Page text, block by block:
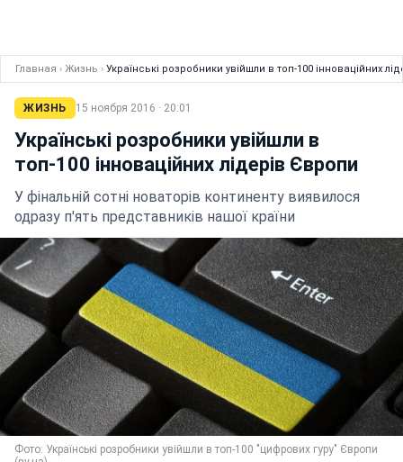
Главная › Жизнь › Українські розробники увійшли в топ-100 інноваційних
ЖИЗНЬ 15 ноября 2016 · 20:01
Українські розробники увійшли в
топ-100 інноваційних лідерів Європи
У фінальній сотні новаторів континенту виявилося
одразу п'ять представників нашої країни
Фото: Українські розробники увійшли в топ-100 "цифрових гуру" Європи